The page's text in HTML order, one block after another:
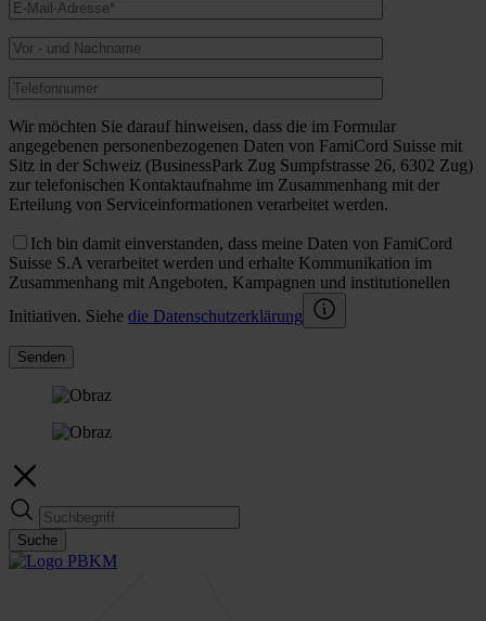
Wir möchten Sie darauf hinweisen, dass die im Formular
angegebenen personenbezogenen Daten von FamiCord Suisse mit
Sitz in der Schweiz (BusinessPark Zug Sumpfstrasse 26, 6302 Zug)
zur telefonischen Kontaktaufnahme im Zusammenhang mit der
Erteilung von Serviceinformationen verarbeitet werden.
Ich bin damit einverstanden, dass meine Daten von FamiCord
Suisse S.A verarbeitet werden und erhalte Kommunikation im
Zusammenhang mit Angeboten, Kampagnen und institutionellen
Initiativen. Siehe die Datenschutzerklärung
Senden
Suche